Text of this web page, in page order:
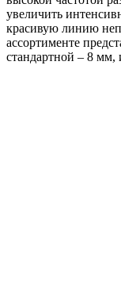
увеличить
красивую линию
ассортименте
стандартной – 8 мм,